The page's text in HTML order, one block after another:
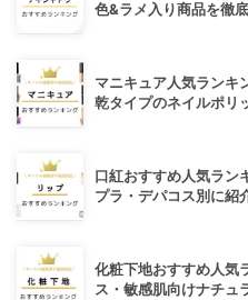
色&ラメ入り商品を徹底
マニキュア人気ランキ
乾タイプのネイルポリ
口紅おすすめ人気ラン
プラ・デパコス別に紹
化粧下地おすすめ人気
ス・敏感肌向けナチュ